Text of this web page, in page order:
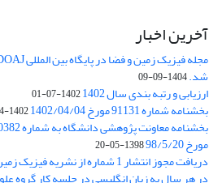
آخرین اخبار
شد.1404-09-09
ارزیابی و رتبه بندی سال 1402 1402-07-01
بخشنامه شماره 91131 مورخ 1402/04/04 1402-04-04
بخشنامه
مورخ 98/5/20 1398-05-20
دریافت مجوز انتشار 1 شماره از نشریه